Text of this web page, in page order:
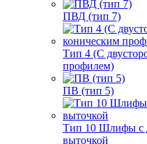
ПВД (тип 7)
Тип 4 (С
профилем)
ПВ (тип 5)
Тип 10 Шлифы с
выточкой